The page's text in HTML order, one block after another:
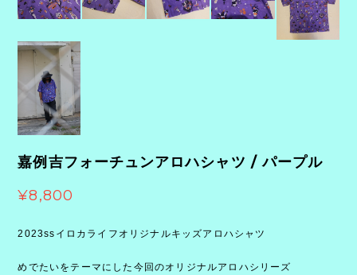
嘉例吉フォーチュンアロハシャツ / パープル
¥8,800
2023ssイロカライフオリジナルキッズアロハシャツ
めでたいをテーマにした今回のオリジナルアロハシリーズ